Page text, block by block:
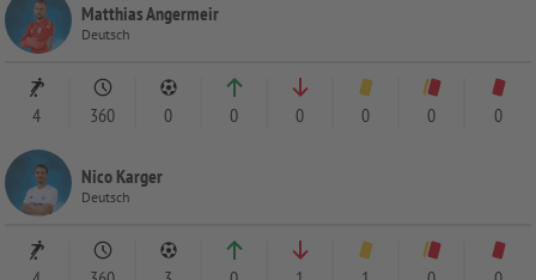
Matthias Angermeir
Deutsch
4 360 0 0 0 0 0 0
Nico Karger
Deutsch